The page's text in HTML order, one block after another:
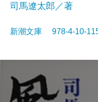
司馬遼太郎／著
新潮文庫 978-4-10-